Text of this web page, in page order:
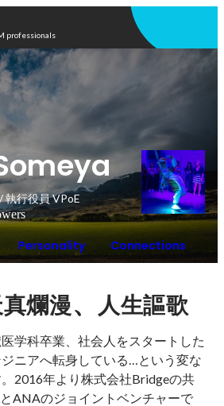
professionals
執行役員 VPoE
Personality Connections
爛漫、人生謳歌
学科卒業、社会人をスタートした
ニアへ転身している…という変な
2016年より株式会社Bridgeの共
ANAのジョイントベンチャーで